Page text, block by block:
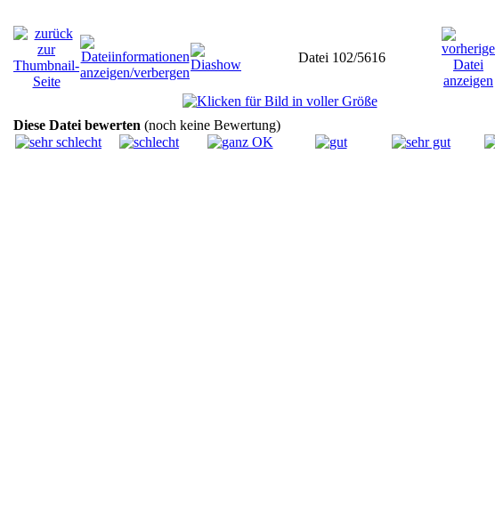
Datei 102/5616
Diese Datei bewerten (noch keine Bewertung)